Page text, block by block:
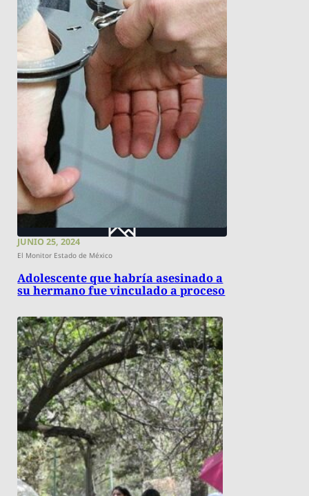
JUNIO 25, 2024
El Monitor Estado de México
Adolescente que habría asesinado a
su hermano fue vinculado a proceso